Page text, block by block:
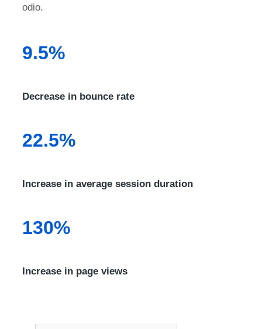
odio.
9.5%
Decrease in bounce rate
22.5%
Increase in average session duration
130%
Increase in page views